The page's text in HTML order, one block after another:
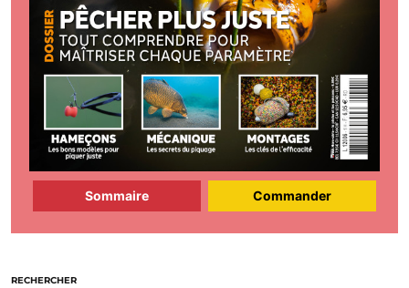
Sommaire Commander
RECHERCHER